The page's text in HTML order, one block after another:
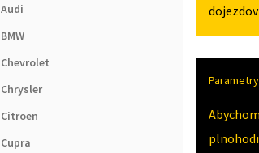
Audi
BMW
Chevrolet
Chrysler
Citroen
Cupra